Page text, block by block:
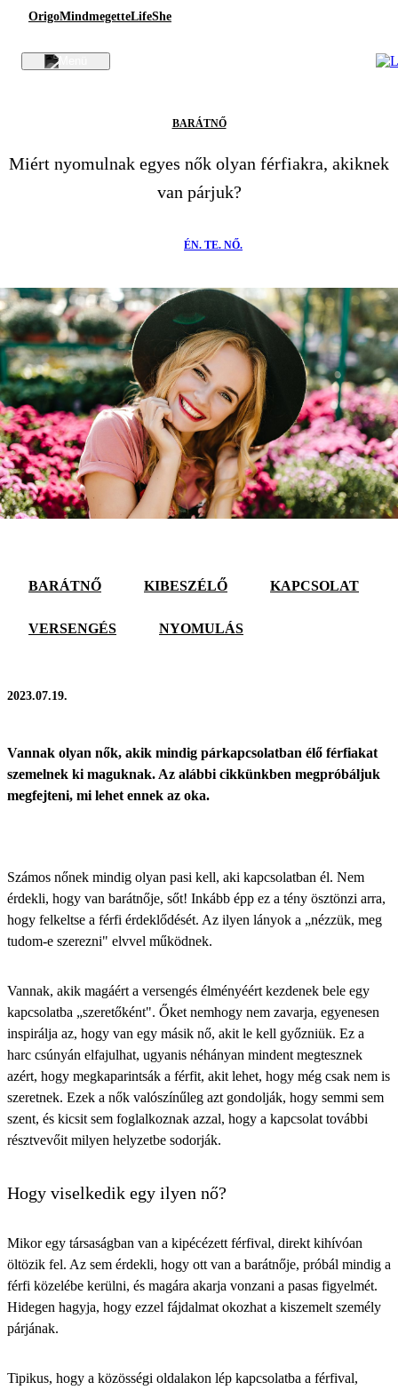
OrigoMindmegetteLifeShe
BARÁTNŐ
Miért nyomulnak egyes nők olyan férfiakra, akiknek
van párjuk?
ÉN. TE. NŐ.
BARÁTNŐ KIBESZÉLŐ KAPCSOLAT
VERSENGÉS NYOMULÁS
2023.07.19.
Vannak olyan nők, akik mindig párkapcsolatban élő férfiakat
szemelnek ki maguknak. Az alábbi cikkünkben megpróbáljuk
megfejteni, mi lehet ennek az oka.
Számos nőnek mindig olyan pasi kell, aki kapcsolatban él. Nem
érdekli, hogy van barátnője, sőt! Inkább épp ez a tény ösztönzi arra,
hogy felkeltse a férfi érdeklődését. Az ilyen lányok a „nézzük, meg
tudom-e szerezni" elvvel működnek.
Vannak, akik magáért a versengés élményéért kezdenek bele egy
kapcsolatba „szeretőként". Őket nemhogy nem zavarja, egyenesen
inspirálja az, hogy van egy másik nő, akit le kell győzniük. Ez a
harc csúnyán elfajulhat, ugyanis néhányan mindent megtesznek
azért, hogy megkaparintsák a férfit, akit lehet, hogy még csak nem is
szeretnek. Ezek a nők valószínűleg azt gondolják, hogy semmi sem
szent, és kicsit sem foglalkoznak azzal, hogy a kapcsolat további
résztvevőit milyen helyzetbe sodorják.
Hogy viselkedik egy ilyen nő?
Mikor egy társaságban van a kipécézett férfival, direkt kihívóan
öltözik fel. Az sem érdekli, hogy ott van a barátnője, próbál mindig a
férfi közelébe kerülni, és magára akarja vonzani a pasas figyelmét.
Hidegen hagyja, hogy ezzel fájdalmat okozhat a kiszemelt személy
párjának.
Tipikus, hogy a közösségi oldalakon lép kapcsolatba a férfival,